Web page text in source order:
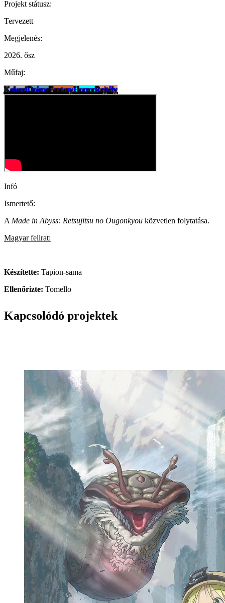
Projekt státusz:
Tervezett
Megjelenés:
2026. ősz
Műfaj:
KalandDrámaFantasyHorrorRejtély
Infó
Ismertető:
A Made in Abyss: Retsujitsu no Ougonkyou közvetlen folytatása.
Magyar felirat:
Készítette: Tapion-sama
Ellenőrizte: Tomello
Kapcsolódó projektek